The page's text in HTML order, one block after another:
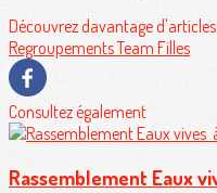
Découvrez davantage
RegroupementsTeam Filles
Consultez également
Rassemblement Eaux